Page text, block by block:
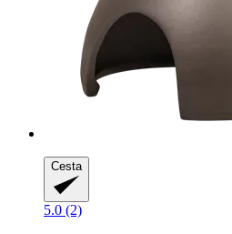
Cesta
5.0 (2)